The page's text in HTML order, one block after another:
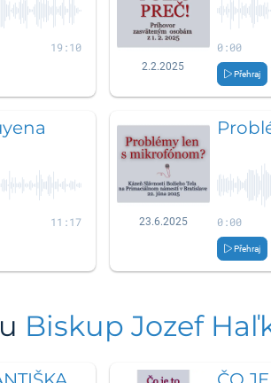
19:10
2.2.2025
0:00
Přehraj
11:17 23.6.2025 0:00
Přehraj
Biskup Jozef